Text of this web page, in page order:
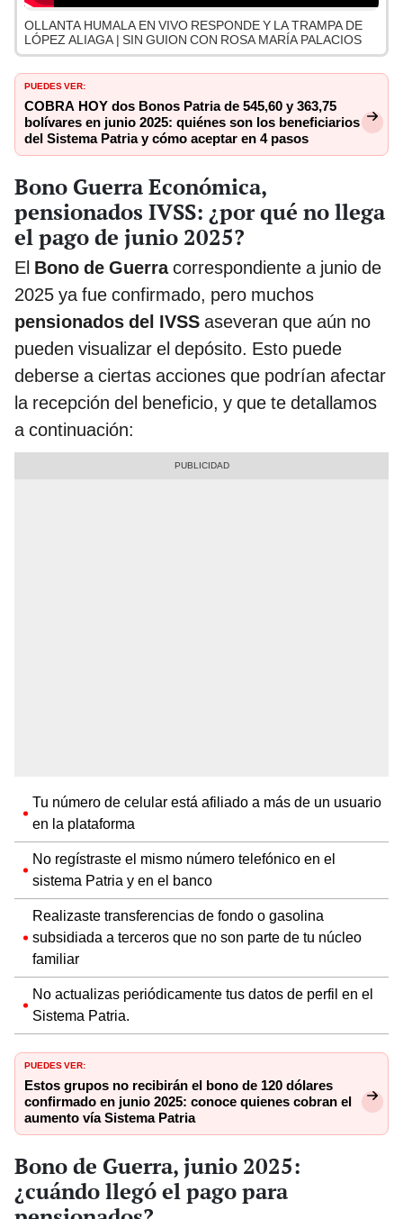
OLLANTA HUMALA EN VIVO RESPONDE Y LA TRAMPA DE
LÓPEZ ALIAGA | SIN GUION CON ROSA MARÍA PALACIOS
PUEDES VER:
COBRA HOY dos Bonos Patria de 545,60 y 363,75
bolívares en junio 2025: quiénes son los beneficiarios
del Sistema Patria y cómo aceptar en 4 pasos
Bono Guerra Económica,
pensionados IVSS: ¿por qué no llega
el pago de junio 2025?
El Bono de Guerracorrespondiente a junio de
2025 ya fue confirmado, pero muchos
pensionados del IVSS aseveran que aún no
pueden visualizar el depósito. Esto puede
deberse a ciertas acciones que podrían afectar
la recepción del beneficio, y que te detallamos
a continuación:
Tu número de celular está afiliado a más de un usuario
en la plataforma
No regístraste el mismo número telefónico en el
sistema Patria y en el banco
Realizaste transferencias de fondo o gasolina
subsidiada a terceros que no son parte de tu núcleo
familiar
No actualizas periódicamente tus datos de perfil en el
Sistema Patria.
PUEDES VER:
Estos grupos no recibirán el bono de 120 dólares
confirmado en junio 2025: conoce quienes cobran el
aumento vía Sistema Patria
Bono de Guerra, junio 2025:
¿cuándo llegó el pago para